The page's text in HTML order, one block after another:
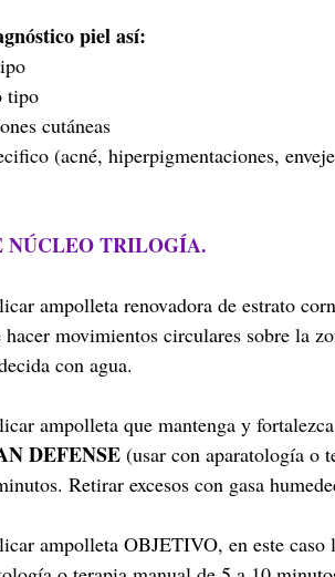
piel así:
tipo
cutáneas
(acné, hiperpigmentaciones,
NÚCLEO TRILOGÍA.
ampolleta renovadora de estrato
hacer movimientos circulares sobre la
con agua.
ampolleta que mantenga y
DEFENSE (usar con aparatología o
Retirar excesos con gasa
ampolleta OBJETIVO, en este